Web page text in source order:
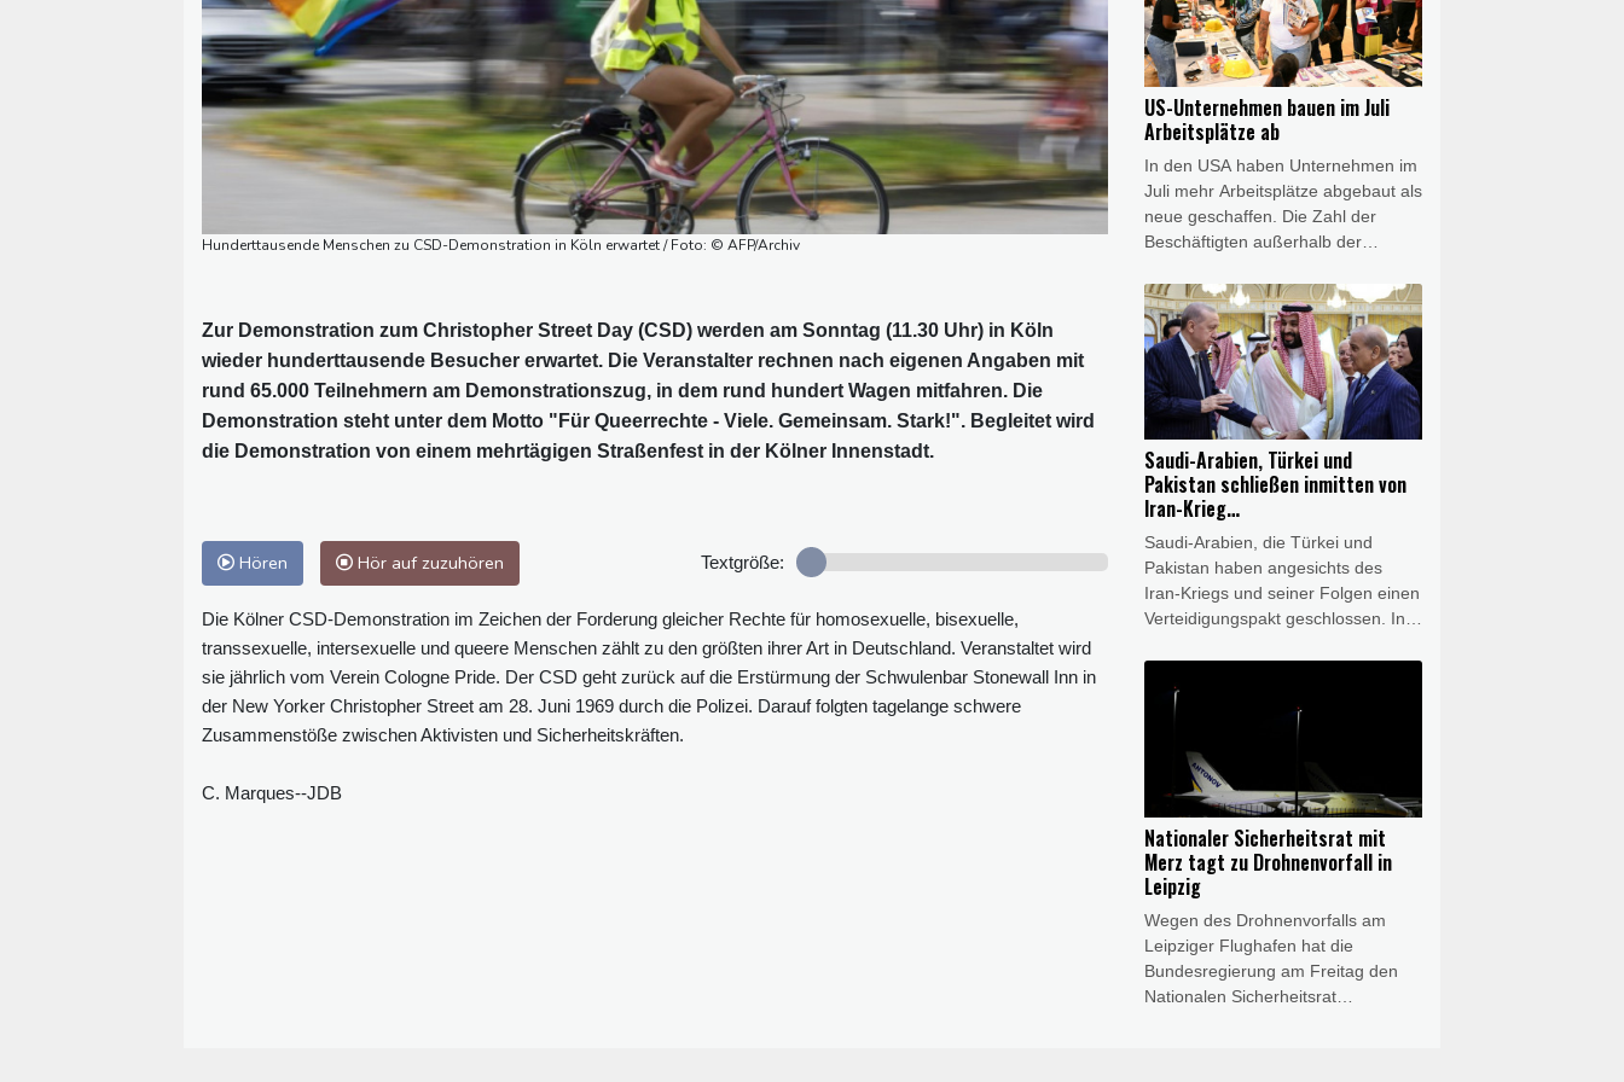
Hunderttausende Menschen zu CSD-Demonstration in Köln erwartet / Foto: © AFP/Archiv
Zur Demonstration zum Christopher Street Day (CSD) werden am Sonntag (11.30 Uhr) in Köln
wieder hunderttausende Besucher erwartet. Die Veranstalter rechnen nach eigenen Angaben mit
rund 65.000 Teilnehmern am Demonstrationszug, in dem rund hundert Wagen mitfahren. Die
Demonstration steht unter dem Motto "Für Queerrechte - Viele. Gemeinsam. Stark!". Begleitet wird
die Demonstration von einem mehrtägigen Straßenfest in der Kölner Innenstadt.
Hören Hör auf zuzuhören Textgröße:
Die Kölner CSD-Demonstration im Zeichen der Forderung gleicher Rechte für homosexuelle, bisexuelle,
transsexuelle, intersexuelle und queere Menschen zählt zu den größten ihrer Art in Deutschland. Veranstaltet wird
sie jährlich vom Verein Cologne Pride. Der CSD geht zurück auf die Erstürmung der Schwulenbar Stonewall Inn in
der New Yorker Christopher Street am 28. Juni 1969 durch die Polizei. Darauf folgten tagelange schwere
Zusammenstöße zwischen Aktivisten und Sicherheitskräften.
C. Marques--JDB
eine umgehende Behebung der
Fehler. Alstom erklärte am
Freitagabend, seine Teams
arbeiteten "mit Hochdruck" und eng
mit der Bahn daran, die technischen
Schwierigkeiten zu beheben.
US-Unternehmen bauen im Juli
Arbeitsplätze ab
In den USA haben Unternehmen im
Juli mehr Arbeitsplätze abgebaut als
neue geschaffen. Die Zahl der
Beschäftigten außerhalb der
vergangenen Monat um 23.000, wie
das US-Arbeitsministerium am
Freitag in Washington mitteilte.
Gleichzeitig korrigierte es seine
Zahlen für Mai und Juni kräftig nach
unten. Insgesamt waren im Juli 6,9
Millionen Menschen in den USA
arbeitslos.
Saudi-Arabien, Türkei und
Pakistan schließen inmitten von
Iran-Krieg
Verteidigungsabkommen
Saudi-Arabien, die Türkei und
Pakistan haben angesichts des
Iran-Kriegs und seiner Folgen einen
Verteidigungspakt geschlossen. In
gaben die drei Länder am Freitag
die Unterzeichnung des
"Gemeinsamen
Mekka" bekannt. Das pakistanische
Außenministerium erklärte, mit dem
Pakt werde ein Angriff auf ein
Mitglied als Angriff auf alle
angesehen. Das Abkommen ist
demnach "darauf ausgerichtet, die
kollektive Abschreckung zu
stärken".
Nationaler Sicherheitsrat mit
Merz tagt zu Drohnenvorfall in
Leipzig
Wegen des Drohnenvorfalls am
Leipziger Flughafen hat die
Bundesregierung am Freitag den
Nationalen Sicherheitsrat